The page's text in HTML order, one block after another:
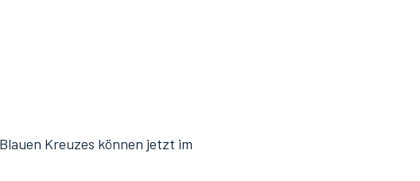
Kreuzes können jetzt im